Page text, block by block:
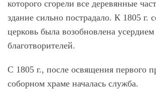
которого сгорели все деревянные
здание сильно пострадало. К 1805 г.
церковь была возобновлена
благотворителей.
С 1805 г., после освящения первого
соборном храме началась служба.